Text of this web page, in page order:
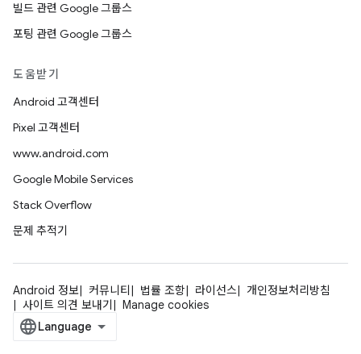
빌드 관련 Google 그룹스
포팅 관련 Google 그룹스
도움받기
Android 고객센터
Pixel 고객센터
www.android.com
Google Mobile Services
Stack Overflow
문제 추적기
Android 정보 커뮤니티 법률 조항 라이선스
개인정보처리방침
사이트 의견 보내기
Manage cookies